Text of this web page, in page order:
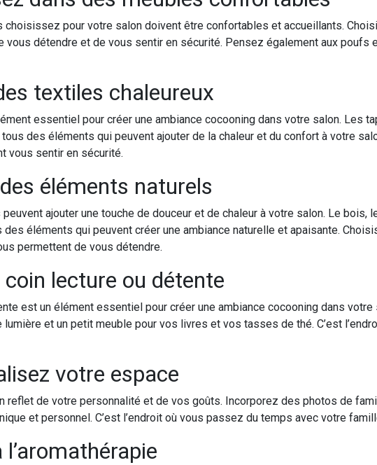
choisissez pour votre salon doivent être confortables et accueillants.
vous détendre et de vous sentir en sécurité. Pensez également aux poufs
textiles chaleureux
essentiel pour créer une ambiance cocooning dans votre salon. Les
des éléments qui peuvent ajouter de la chaleur et du confort à votre
vous sentir en sécurité.
éléments naturels
ajouter une touche de douceur et de chaleur à votre salon. Le
éléments qui peuvent créer une ambiance naturelle et apaisante.
permettent de vous détendre.
coin lecture ou détente
est un élément essentiel pour créer une ambiance cocooning dans
lumière et un petit meuble pour vos livres et vos tasses de thé. C’est
votre espace
reflet de votre personnalité et de vos goûts. Incorporez des photos de
et personnel. C’est l’endroit où vous passez du temps avec votre